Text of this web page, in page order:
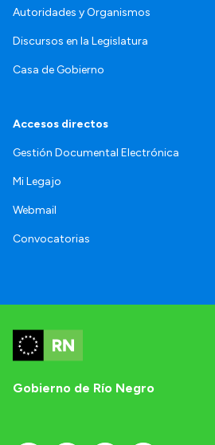
Autoridades y Organismos
Discursos en la Legislatura
Casa de Gobierno
Accesos directos
Gestión Documental Electrónica
Mi Legajo
Webmail
Convocatorias
Gobierno de Río Negro